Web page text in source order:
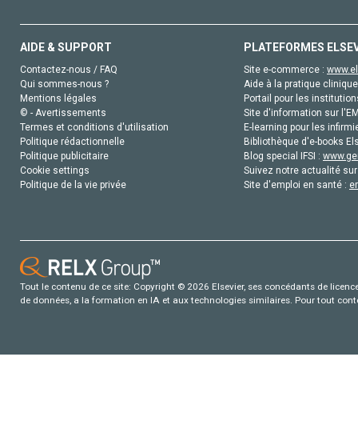
AIDE & SUPPORT
Contactez-nous / FAQ
Qui sommes-nous ?
Mentions légales
© - Avertissements
Termes et conditions d'utilisation
Politique rédactionnelle
Politique publicitaire
Cookie settings
Politique de la vie privée
PLATEFORMES
Site e-commerce :
Aide à la pratique
Portail pour les
Site d'information sur
E-learning pour les
Bibliothèque d'e-books
Blog special IFSI :
Suivez notre actualité
Site d'emploi en santé :
Tout le contenu de ce site: Copyright © 2026 Elsevier, ses concédants de
de données, a la formation en IA et aux technologies similaires. Pour tout